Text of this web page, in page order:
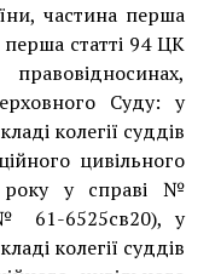
частина перша
статті 94 ЦК
Суду: у
колегії суддів
цивільного
року у справі №
61-6525св20), у
колегії суддів